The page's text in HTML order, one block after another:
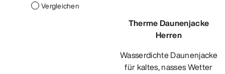
Vergleichen
Therme Daunenjacke
Herren
Wasserdichte Daunenjacke
für kaltes, nasses Wetter